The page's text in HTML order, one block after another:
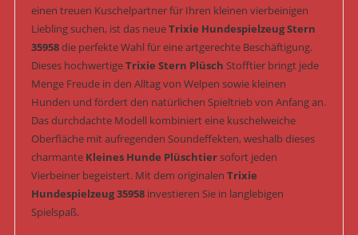
einen treuen Kuschelpartner für Ihren kleinen vierbeinigen
Liebling suchen, ist das neueTrixie Hundespielzeug Stern
35958die perfekte Wahl für eine artgerechte Beschäftigung.
Dieses hochwertigeTrixie Stern Plüsch Stofftier bringt jede
Menge Freude in den Alltag von Welpen sowie kleinen
Hunden und fördert den natürlichen Spieltrieb von Anfang an.
Das durchdachte Modell kombiniert eine kuschelweiche
Oberfläche mit aufregenden Soundeffekten, weshalb dieses
charmante Kleines Hunde Plüschtiersofort jeden
Vierbeiner begeistert. Mit dem originalen Trixie
Hundespielzeug 35958investieren Sie in langlebigen
Spielspaß.